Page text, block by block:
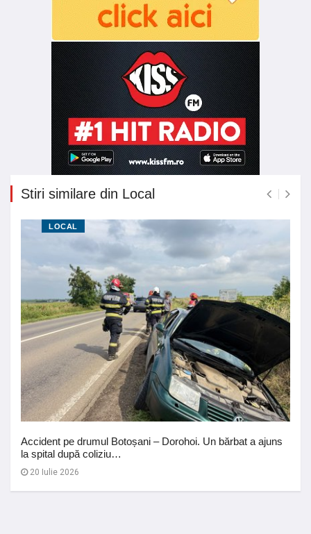
Stiri similare din Local
LOCAL
Accident pe drumul Botoșani – Dorohoi. Un bărbat a ajuns
la spital după coliziu…
20 Iulie 2026